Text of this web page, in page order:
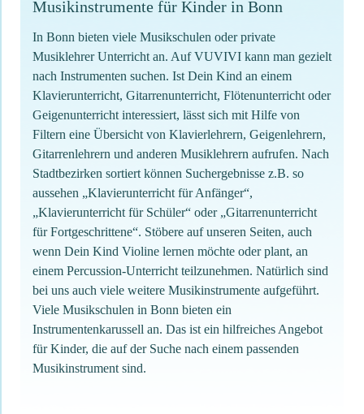
Musikinstrumente für Kinder in Bonn
In Bonn bieten viele Musikschulen oder private
Musiklehrer Unterricht an. Auf VUVIVI kann man gezielt
nach Instrumenten suchen. Ist Dein Kind an einem
Klavierunterricht, Gitarrenunterricht, Flötenunterricht oder
Geigenunterricht interessiert, lässt sich mit Hilfe von
Filtern eine Übersicht von Klavierlehrern, Geigenlehrern,
Gitarrenlehrern und anderen Musiklehrern aufrufen. Nach
Stadtbezirken sortiert können Suchergebnisse z.B. so
aussehen „Klavierunterricht für Anfänger“,
„Klavierunterricht für Schüler“ oder „Gitarrenunterricht
für Fortgeschrittene“. Stöbere auf unseren Seiten, auch
wenn Dein Kind Violine lernen möchte oder plant, an
einem Percussion-Unterricht teilzunehmen. Natürlich sind
bei uns auch viele weitere Musikinstrumente aufgeführt.
Viele Musikschulen in Bonn bieten ein
Instrumentenkarussell an. Das ist ein hilfreiches Angebot
für Kinder, die auf der Suche nach einem passenden
Musikinstrument sind.